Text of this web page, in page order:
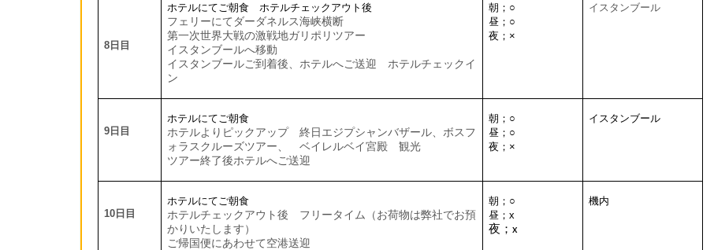
8 日目
ホテルにてご朝食 ホテルチェックアウト後
フェリーにてダーダネルス海峡横断
第一次世界大戦の激戦地ガリポリツアー
イスタンブールへ移動
イスタンブールご到着後、ホテルへご送迎 ホテルチェックイ
ン
朝； ○
昼； ○
夜； ×
イスタンブール
9 日目
ホテルにてご朝食
ホテルよりピックアップ 終日エジプシャンバザール、ボスフ
ォラスクルーズツアー 、 ベイレルベイ宮殿観光
ツアー終了後ホテルへご送迎
朝； ○
昼； ○
夜； ×
イスタンブール
10 日目
ホテルにてご朝食
ホテルチェックアウト後 フリータイム（お荷物は弊社でお預
かりいたします）
ご帰国便にあわせて空港送迎
朝； ○
昼；x
夜；x
機内